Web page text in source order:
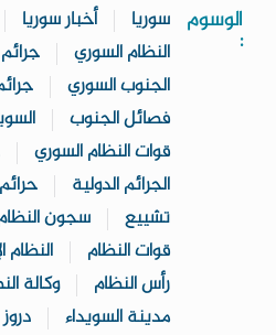
الوسوم
:
سوريا أخبار سوريا
النظام السوري
الجنوب السوري
فصائل الجنوب
قوات النظام السوري
الجرائم الدولية
تشييع
سجون
قوات النظام
النظام
رأس النظام
وكالة
مدينة السويداء
دروز